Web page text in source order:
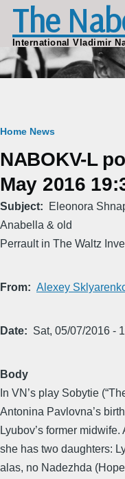
Skip to main content
The
International Vladimir
Breadcrumb
Home News
NABOKV-L
May 2016
Subject
Eleonora
Anabella & old
Perrault in The Waltz
From Alexey
Date Sat, 05/07/2016 -
Body
In VN’s play Sobytie
Antonina Pavlovna’s
Lyubov’s former
she has two daughters:
alas, no Nadezhda